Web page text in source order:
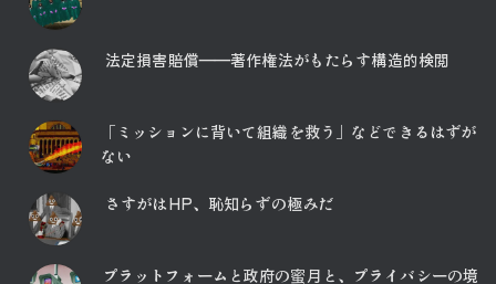
法定損害賠償――著作権法がもたらす構造的検閲
「ミッションに背いて組織を救う」などできるはずが
ない
さすがはHP、恥知らずの極みだ
プラットフォームと政府の蜜月と、プライバシーの境